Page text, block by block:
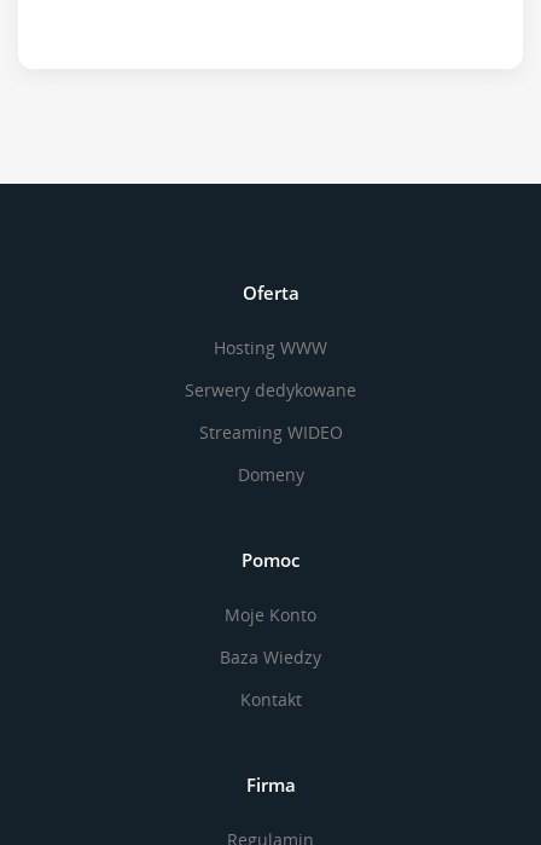
Oferta
Hosting WWW
Serwery dedykowane
Streaming WIDEO
Domeny
Pomoc
Moje Konto
Baza Wiedzy
Kontakt
Firma
Regulamin